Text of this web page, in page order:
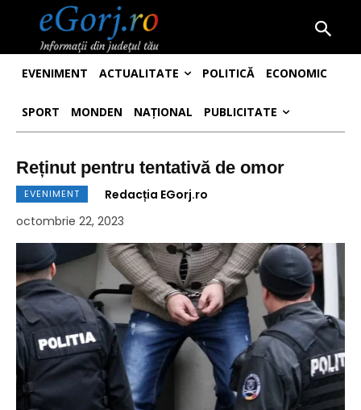
EVENIMENT ACTUALITATE POLITICĂ ECONOMIC
SPORT MONDEN NAȚIONAL PUBLICITATE
Reținut pentru tentativă de omor
EVENIMENT
Redacția EGorj.ro
octombrie 22, 2023